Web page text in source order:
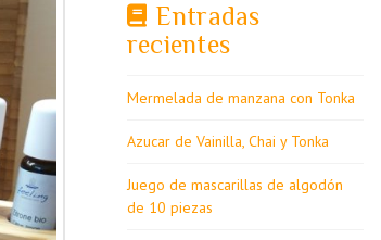
Entradas
recientes
Mermelada de manzana con Tonka
Azucar de Vainilla, Chai y Tonka
Juego de mascarillas de algodón
de 10 piezas